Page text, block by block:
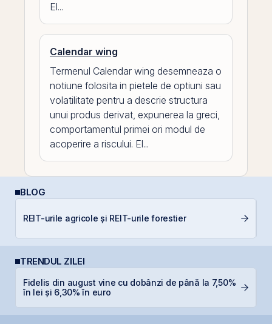
El...
Calendar wing
Termenul Calendar wing desemneaza o
notiune folosita in pietele de optiuni sau
volatilitate pentru a descrie structura
unui produs derivat, expunerea la greci,
comportamentul primei ori modul de
acoperire a riscului. El...
BLOG
REIT-urile agricole și REIT-urile forestier
TRENDUL ZILEI
Fidelis din august vine cu dobânzi de până la 7,50%
în lei și 6,30% în euro